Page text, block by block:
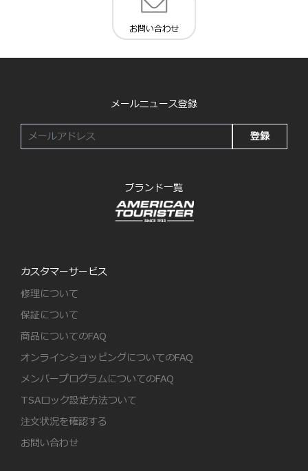
お問い合わせ
メールニュース登録
登録
ブランド一覧
カスタマーサービス
修理について
保証について
商品についてのFAQ
オンラインショッピングについてのFAQ
メンバープログラムについてのFAQ
TSAロック設定方法ついて
注文状況を確認する
お問い合わせ